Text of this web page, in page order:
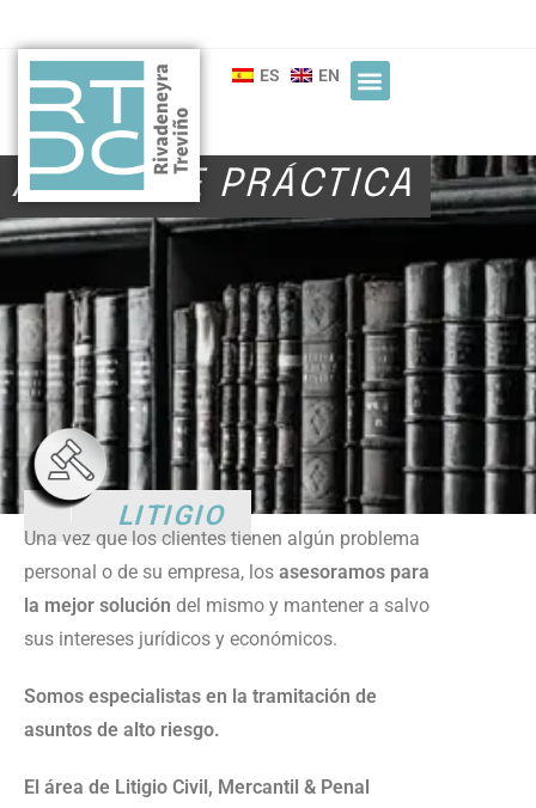
ES EN
ÁREAS DE PRÁCTICA
LITIGIO
Una vez que los clientes tienen algún problema
personal o de su empresa, los asesoramos para
la mejor solución del mismo y mantener a salvo
sus intereses jurídicos y económicos.
Somos especialistas en la tramitación de
asuntos de alto riesgo.
El área de Litigio Civil, Mercantil & Penal